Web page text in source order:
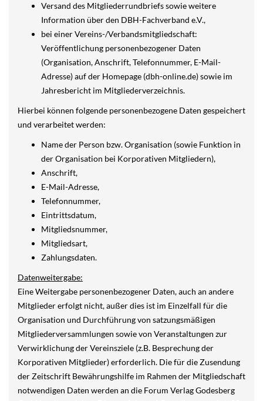
Versand des Mitgliederrundbriefs sowie weitere
Information über den DBH-Fachverband e.V.,
bei einer Vereins-/Verbandsmitgliedschaft:
Veröffentlichung personenbezogener Daten
(Organisation, Anschrift, Telefonnummer, E-Mail-
Adresse) auf der Homepage (dbh-online.de) sowie im
Jahresbericht im Mitgliederverzeichnis.
Hierbei können folgende personenbezogene Daten gespeichert
und verarbeitet werden:
Name der Person bzw. Organisation (sowie Funktion in
der Organisation bei Korporativen Mitgliedern),
Anschrift,
E-Mail-Adresse,
Telefonnummer,
Eintrittsdatum,
Mitgliedsnummer,
Mitgliedsart,
Zahlungsdaten.
Datenweitergabe:
Eine Weitergabe personenbezogener Daten, auch an andere
Mitglieder erfolgt nicht, außer dies ist im Einzelfall für die
Organisation und Durchführung von satzungsmäßigen
Mitgliederversammlungen sowie von Veranstaltungen zur
Verwirklichung der Vereinsziele (z.B. Besprechung der
Korporativen Mitglieder) erforderlich. Die für die Zusendung
der Zeitschrift Bewährungshilfe im Rahmen der Mitgliedschaft
notwendigen Daten werden an die Forum Verlag Godesberg